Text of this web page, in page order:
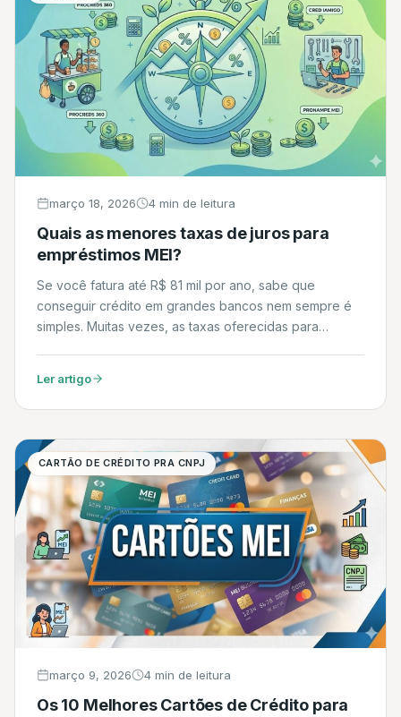
março 18, 2026 4 min de leitura
Quais as menores taxas de juros para
empréstimos MEI?
Se você fatura até R$ 81 mil por ano, sabe que
conseguir crédito em grandes bancos nem sempre é
simples. Muitas vezes, as taxas oferecidas para
Individual que oferecem juros subsidiados e
condições facilitadas de garantia. Confira as 10
Ler artigo
CARTÃO DE CRÉDITO PRA CNPJ
março 9, 2026 4 min de leitura
Os 10 Melhores Cartões de Crédito para